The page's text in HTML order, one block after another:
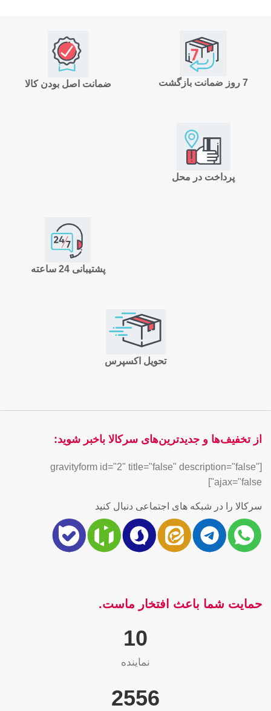
ضمانت اصل بودن کالا 7 روز ضمانت بازگشت
پرداخت در محل
پشتیبانی 24 ساعته
تحویل اکسپرس
از تخفیف‌ها و جدیدترین‌های سرکالا باخبر شوید:
[gravityform id="2" title="false" description="false"
ajax="false"]
سرکالا را در شبکه های اجتماعی دنبال کنید
حمایت شما باعث افتخار ماست.
10
نماینده
2565